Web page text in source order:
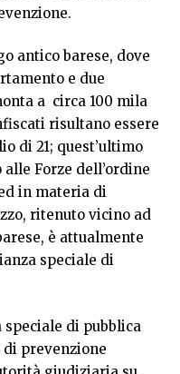
antico barese, dove
e due
a circa 100 mila
risultano essere
di 21; quest’ultimo
Forze dell’ordine
in materia di
ritenuto vicino ad
è attualmente
speciale di
di pubblica
prevenzione